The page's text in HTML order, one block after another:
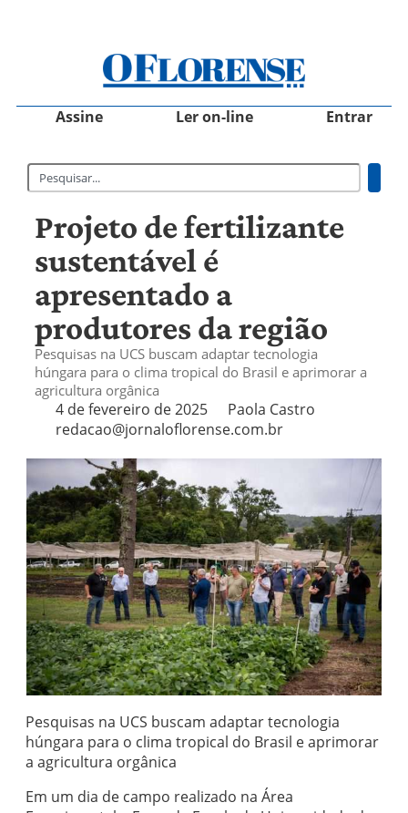
Assine Ler on-line Entrar
Projeto de fertilizante
sustentável é
apresentado a
produtores da região
Pesquisas na UCS buscam adaptar tecnologia
húngara para o clima tropical do Brasil e aprimorar a
agricultura orgânica
4 de fevereiro de 2025
Paola Castro
redacao@jornaloflorense.com.br
Pesquisas na UCS buscam adaptar tecnologia
húngara para o clima tropical do Brasil e aprimorar
a agricultura orgânica
Em um dia de campo realizado na Área